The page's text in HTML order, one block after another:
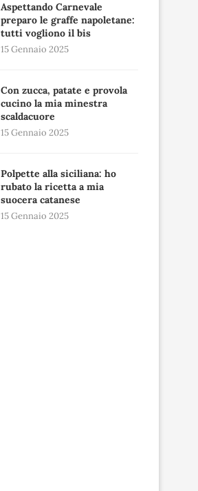
Aspettando Carnevale
preparo le graffe napoletane:
tutti vogliono il bis
15 Gennaio 2025
Con zucca, patate e provola
cucino la mia minestra
scaldacuore
15 Gennaio 2025
Polpette alla siciliana: ho
rubato la ricetta a mia
suocera catanese
15 Gennaio 2025